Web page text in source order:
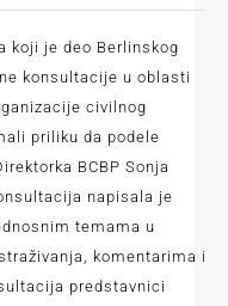
koji je deo Berlinskog
konsultacije u oblasti
civilnog
priliku da podele
BCBP Sonja
napisala je
temama u
komentarima i
predstavnici